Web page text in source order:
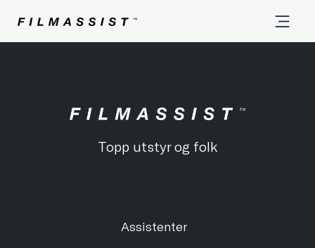
Topp utstyr og folk
Assistenter